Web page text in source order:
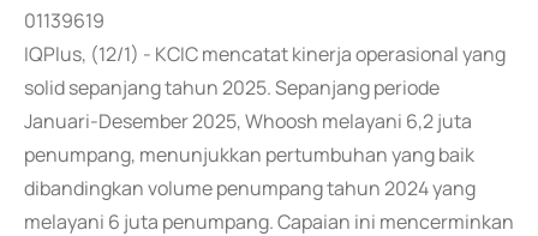
01139619
IQPlus, (12/1) - KCIC mencatat kinerja operasional yang
solid sepanjang tahun 2025. Sepanjang periode
Januari-Desember 2025, Whoosh melayani 6,2 juta
penumpang, menunjukkan pertumbuhan yang baik
dibandingkan volume penumpang tahun 2024 yang
melayani 6 juta penumpang. Capaian ini mencerminkan